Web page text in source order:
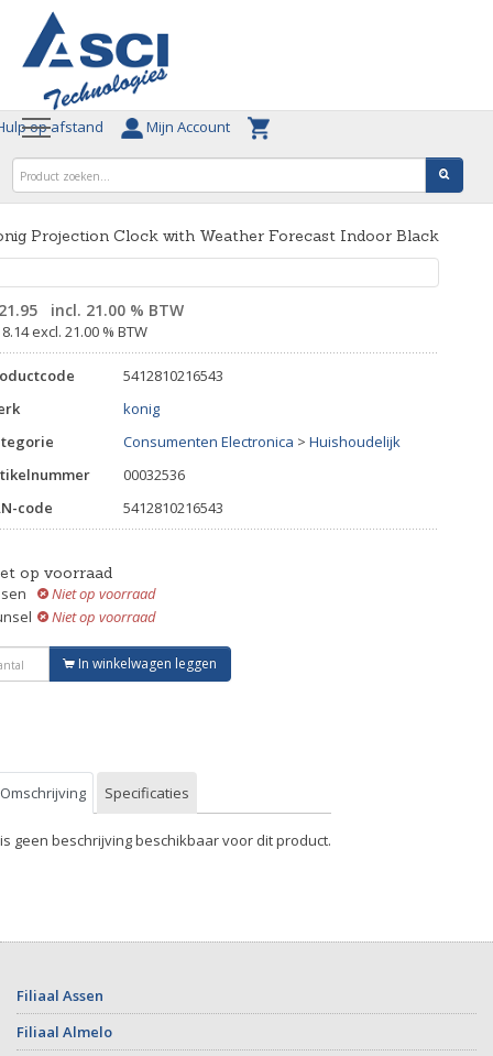
op afstand Mijn Account
Projection Clock with Weather Forecast Indoor Black
incl. 21.00 % BTW
excl. 21.00 % BTW
5412810216543
konig
Consumenten Electronica > Huishoudelijk
00032536
code
5412810216543
op voorraad
Niet op voorraad
Niet op voorraad
In winkelwagen leggen
Omschrijving Specificaties
geen beschrijving beschikbaar voor dit product.
Filiaal Assen
Filiaal Almelo